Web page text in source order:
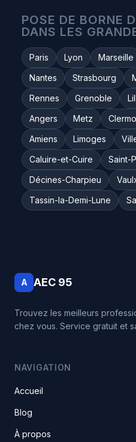
POSE DE BORNE
DANS LES
Paris Lyon Marseille
Nantes
Strasbourg
Rennes
Grenoble
Angers
Metz
Amiens
Limoges
Caluire-et-Cuire
Saint-
Décines-Charpieu
Tassin-la-Demi-Lune
A AEC 95
Trouvez les meilleurs
chez vous. Service gratuit et
NAVIGATION
Accueil
Blog
À propos